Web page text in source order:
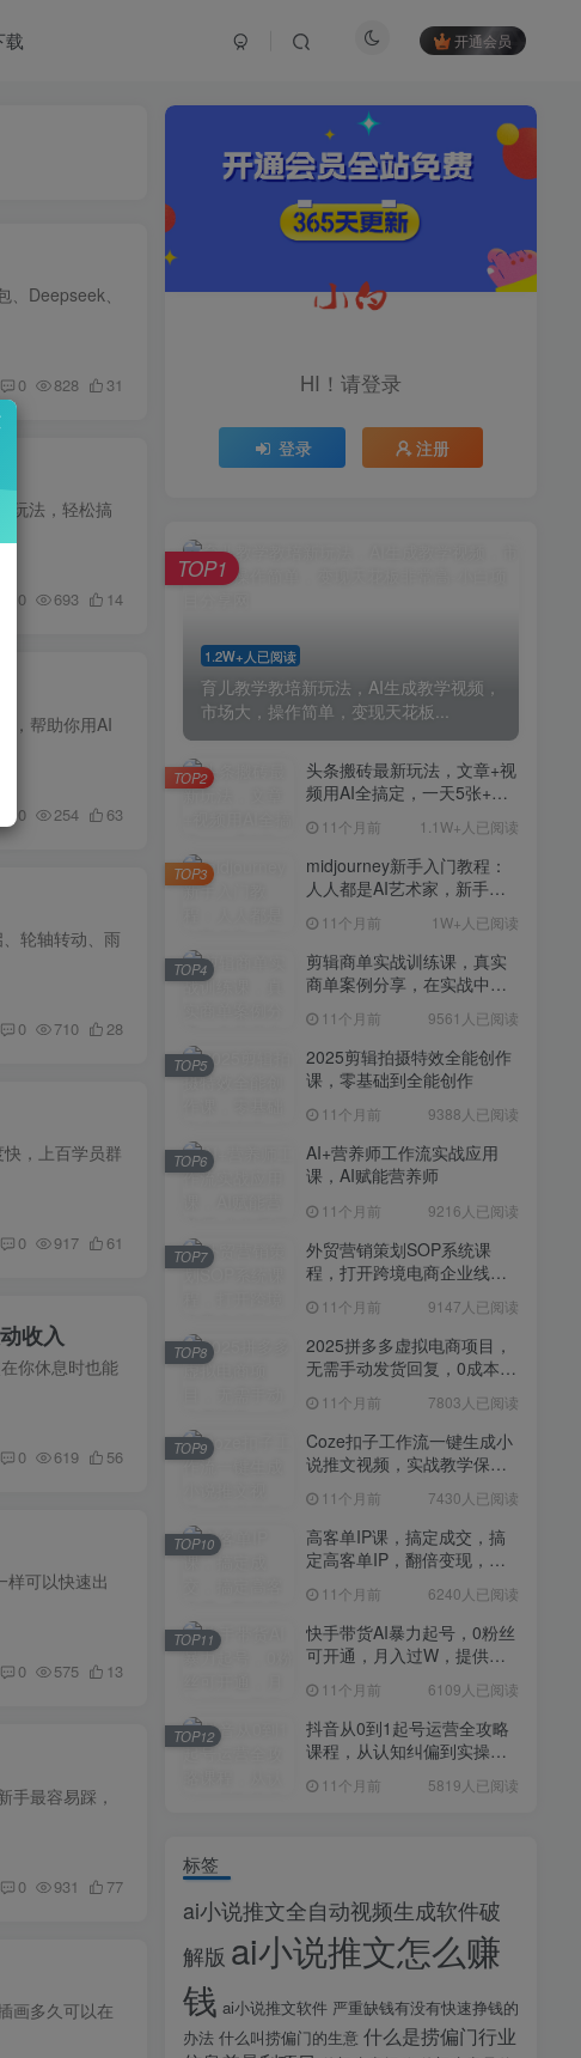
载 开通会员
Deepseek、
0 828 31
玩法，轻松搞
0 693 14
，帮助你用AI
0 254 63
轮轴转动、雨
0 710 28
，上百学员群
0 917 61
收入
你休息时也能
0 619 56
样可以快速出
0 575 13
手最容易踩，
0 931 77
画多久可以在
1.2W+人已阅读
育儿教学教培新玩法，AI生成教学视频，
市场大，操作简单，变现天花板...
TOP1
频用AI全搞定，一天5张+不
是问题，每天只需10分钟
midjourney新手入门教程：
人人都是AI艺术家，新手小
TOP4
11个月前 9388人已阅读
TOP5
AI+营养师工作流实战应用
课，AI赋能营养师
11个月前 9216人已阅读
TOP6
外贸营销策划SOP系统课
程，打开跨境电商企业线上
营销任督二脉
11个月前 9147人已阅读
2025拼多多虚拟电商项目，
无需手动发货回复，0成本，
轻松月入1-5W【揭秘】
11个月前 7803人已阅读
Coze扣子工作流一键生成小
说推文视频，实战教学保姆
级教程11个月前 7430人已阅读
高客单IP课，搞定成交，搞
定高客单IP，翻倍变现，轻
松卖爆，不销而销
11个月前 6240人已阅读
快手带货AI暴力起号，0粉丝
可开通，月入过W，提供账
号就行，适合普通人的懒人
项目【揭秘】
11个月前 6109人已阅读
抖音从0到1起号运营全攻略
课程，从认知纠偏到实操落
地，高效起号变现
11个月前 5819人已阅读
HI！请登录
登录 注册
1.2W+人已阅读
育儿教学教培新玩法，AI生成教学视频，
市场大，操作简单，变现天花板...
TOP1
头条搬砖最新玩法，文章+视
频用AI全搞定，一天5张+不
11个月前 1.1W+人已阅读
TOP2
midjourney新手入门教程：
人人都是AI艺术家，新手小
11个月前 1W+人已阅读
TOP3
剪辑商单实战训练课，真实
商单案例分享，在实战中练
11个月前 9561人已阅读
TOP4
2025剪辑拍摄特效全能创作
课，零基础到全能创作
11个月前 9388人已阅读
TOP5
AI+营养师工作流实战应用
课，AI赋能营养师
11个月前 9216人已阅读
TOP6
外贸营销策划SOP系统课
程，打开跨境电商企业线上
11个月前 9147人已阅读
TOP7
2025拼多多虚拟电商项目，
无需手动发货回复，0成本，
11个月前 7803人已阅读
TOP8
Coze扣子工作流一键生成小
说推文视频，实战教学保姆
11个月前 7430人已阅读
TOP9
高客单IP课，搞定成交，搞
定高客单IP，翻倍变现，轻
11个月前 6240人已阅读
TOP10
快手带货AI暴力起号，0粉丝
可开通，月入过W，提供账
项目【揭秘】
11个月前 6109人已阅读
TOP11
抖音从0到1起号运营全攻略
课程，从认知纠偏到实操落
11个月前 5819人已阅读
TOP12
标签
ai小说推文全自动视频生成软件破
解版 ai小说推文怎么赚
钱 ai小说推文软件 严重缺钱有没有快速挣钱的
办法 什么叫捞偏门的生意 什么是捞偏门行业